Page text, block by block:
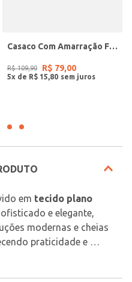
Casaco Com Amarração Feminino PRETO
R$ 109,90 R$ 79,00
5x de R$ 15 80
em tecido plano
e elegante,
modernas e cheias
praticidade e
clima instável. O